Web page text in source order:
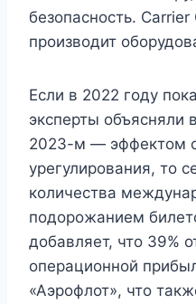
безопасность.
производит
Если в 2022 году
эксперты объясняли
2023-м — эффектом
урегулирования, то
количества
подорожанием
добавляет, что 39%
операционной
«Аэрофлот», что